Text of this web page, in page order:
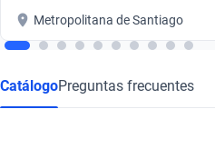
Metropolitana de Santiago
CatálogoPreguntas frecuentes